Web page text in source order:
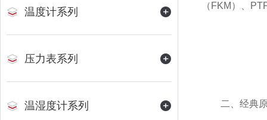
温度计系列
压力表系列
温湿度计系列
（FKM）、
二、经典原